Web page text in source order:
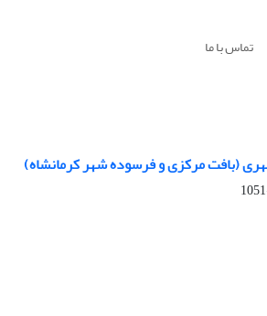
تماس با ما
(بافت مرکزی و فرسوده شهر کرمانشاه)